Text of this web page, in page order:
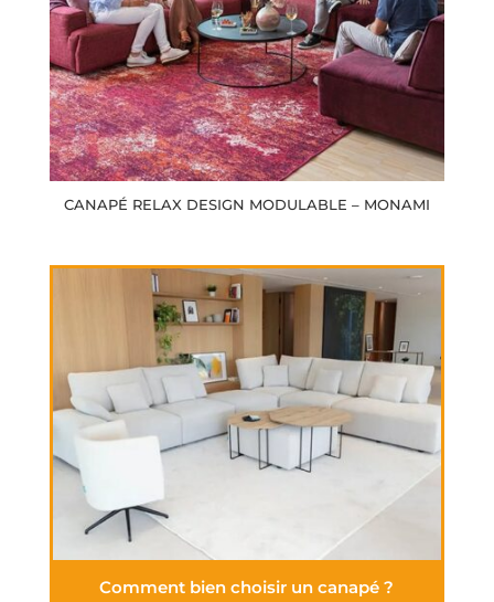
CANAPÉ RELAX DESIGN MODULABLE – MONAMI
Comment bien choisir un canapé ?